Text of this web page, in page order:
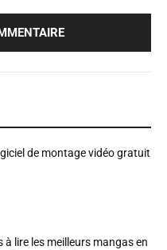
de montage vidéo gratuit
à lire les meilleurs mangas en